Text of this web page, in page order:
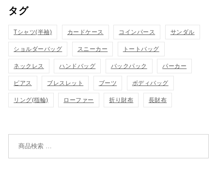
タグ
Tシャツ(半袖) カードケース コインパース サンダル
ショルダーバッグ スニーカー トートバッグ
ネックレス ハンドバッグ バックパック パーカー
ピアス ブレスレット ブーツ ボディバッグ
リング(指輪) ローファー 折り財布 長財布